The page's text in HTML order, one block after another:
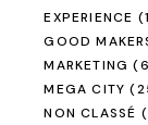
EXPERIENCE
GOOD
MARKETING
MEGA CITY
NON CLASSÉ